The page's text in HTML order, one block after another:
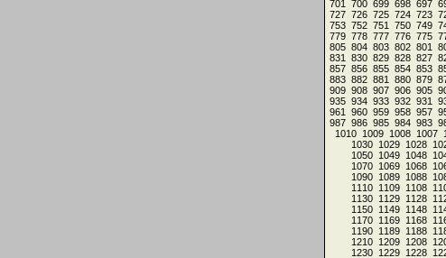
697
698
699
700
701
723
724
725
726
727
749
750
751
752
753
775
776
777
778
779
801
802
803
804
805
827
828
829
830
831
853
854
855
856
857
879
880
881
882
883
905
906
907
908
909
931
932
933
934
935
957
958
959
960
961
983
984
985
986
987
1007
1008
1009
1010
1028
1029
1030
1048
1049
1050
1068
1069
1070
1088
1089
1090
1108
1109
1110
1128
1129
1130
1148
1149
1150
1168
1169
1170
1188
1189
1190
1208
1209
1210
1228
1229
1230